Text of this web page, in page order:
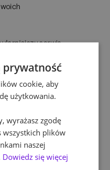
serwis
którego
pracowników,
(Employers.
kryteriów, jak
KarmaFile
w pracy
prywatność
cookie, aby
użytkowania.
wyrażasz zgodę
wszystkich plików
naszej
Dowiedz się więcej